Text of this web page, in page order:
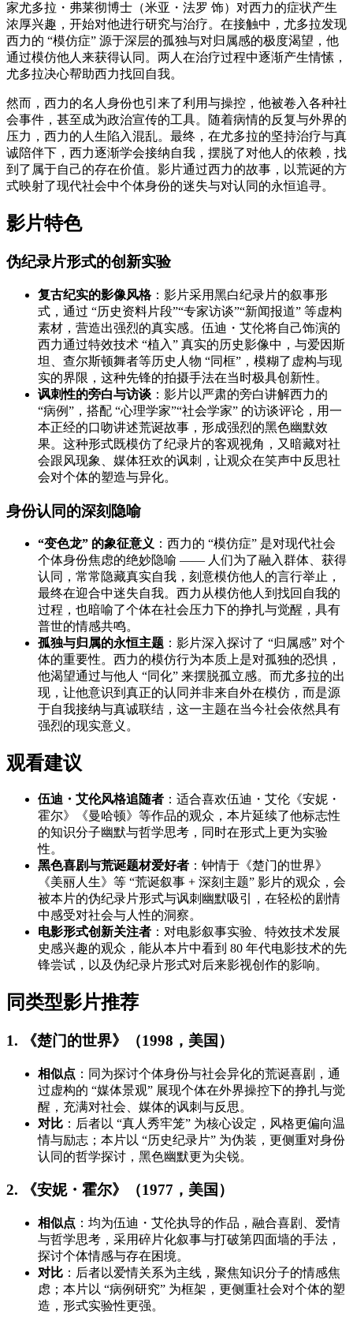
家尤多拉・弗莱彻博士（米亚・法罗 饰）对西力的症状产生
浓厚兴趣，开始对他进行研究与治疗。在接触中，尤多拉发现
西力的 “模仿症” 源于深层的孤独与对归属感的极度渴望，他
通过模仿他人来获得认同。两人在治疗过程中逐渐产生情愫，
尤多拉决心帮助西力找回自我。
然而，西力的名人身份也引来了利用与操控，他被卷入各种社
会事件，甚至成为政治宣传的工具。随着病情的反复与外界的
压力，西力的人生陷入混乱。最终，在尤多拉的坚持治疗与真
诚陪伴下，西力逐渐学会接纳自我，摆脱了对他人的依赖，找
到了属于自己的存在价值。影片通过西力的故事，以荒诞的方
式映射了现代社会中个体身份的迷失与对认同的永恒追寻。
影片特色
伪纪录片形式的创新实验
复古纪实的影像风格：影片采用黑白纪录片的叙事形
式，通过 “历史资料片段”“专家访谈”“新闻报道” 等虚构
素材，营造出强烈的真实感。伍迪・艾伦将自己饰演的
西力通过特效技术 “植入” 真实的历史影像中，与爱因斯
坦、查尔斯顿舞者等历史人物 “同框”，模糊了虚构与现
实的界限，这种先锋的拍摄手法在当时极具创新性。
讽刺性的旁白与访谈 ：影片以严肃的旁白讲解西力的
“病例”，搭配 “心理学家”“社会学家” 的访谈评论，用一
本正经的口吻讲述荒诞故事，形成强烈的黑色幽默效
果。这种形式既模仿了纪录片的客观视角，又暗藏对社
会跟风现象、媒体狂欢的讽刺，让观众在笑声中反思社
会对个体的塑造与异化。
身份认同的深刻隐喻
“变色龙” 的象征意义 ：西力的 “模仿症” 是对现代社会
个体身份焦虑的绝妙隐喻 —— 人们为了融入群体、获得
认同，常常隐藏真实自我，刻意模仿他人的言行举止，
最终在迎合中迷失自我。西力从模仿他人到找回自我的
过程，也暗喻了个体在社会压力下的挣扎与觉醒，具有
普世的情感共鸣。
孤独与归属的永恒主题 ：影片深入探讨了 “归属感” 对个
体的重要性。西力的模仿行为本质上是对孤独的恐惧，
他渴望通过与他人 “同化” 来摆脱孤立感。而尤多拉的出
现，让他意识到真正的认同并非来自外在模仿，而是源
于自我接纳与真诚联结，这一主题在当今社会依然具有
强烈的现实意义。
观看建议
伍迪・艾伦风格追随者 ：适合喜欢伍迪・艾伦《安妮・
霍尔》《曼哈顿》等作品的观众，本片延续了他标志性
的知识分子幽默与哲学思考，同时在形式上更为实验
性。
黑色喜剧与荒诞题材爱好者 ：钟情于《楚门的世界》
《美丽人生》等 “荒诞叙事 + 深刻主题” 影片的观众，会
被本片的伪纪录片形式与讽刺幽默吸引，在轻松的剧情
中感受对社会与人性的洞察。
电影形式创新关注者 ：对电影叙事实验、特效技术发展
史感兴趣的观众，能从本片中看到 80 年代电影技术的先
锋尝试，以及伪纪录片形式对后来影视创作的影响。
同类型影片推荐
1. 《楚门的世界》（1998，美国）
相似点 ：同为探讨个体身份与社会异化的荒诞喜剧，通
过虚构的 “媒体景观” 展现个体在外界操控下的挣扎与觉
醒，充满对社会、媒体的讽刺与反思。
对比 ：后者以 “真人秀牢笼” 为核心设定，风格更偏向温
情与励志；本片以 “历史纪录片” 为伪装，更侧重对身份
认同的哲学探讨，黑色幽默更为尖锐。
2. 《安妮・霍尔》（1977，美国）
相似点 ：均为伍迪・艾伦执导的作品，融合喜剧、爱情
与哲学思考，采用碎片化叙事与打破第四面墙的手法，
探讨个体情感与存在困境。
对比 ：后者以爱情关系为主线，聚焦知识分子的情感焦
虑；本片以 “病例研究” 为框架，更侧重社会对个体的塑
造，形式实验性更强。